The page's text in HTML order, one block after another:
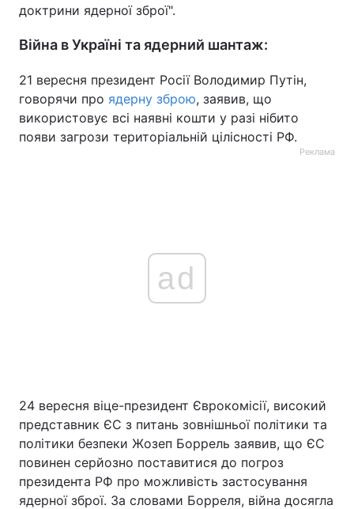
доктрини ядерної зброї".
Війна в Україні та ядерний шантаж:
21 вересня президент Росії Володимир Путін,
говорячи про ядерну зброю, заявив, що
використовує всі наявні кошти у разі нібито
появи загрози територіальній цілісності РФ.
Реклама
ad
24 вересня віце-президент Єврокомісії, високий
представник ЄС з питань зовнішньої політики та
політики безпеки Жозеп Боррель заявив, що ЄС
повинен серйозно поставитися до погроз
президента РФ про можливість застосування
ядерної зброї. За словами Борреля, війна досягла